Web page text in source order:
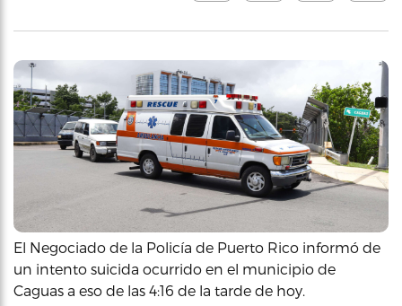
El Negociado de la Policía de Puerto Rico informó de
un intento suicida ocurrido en el municipio de
Caguas a eso de las 4:16 de la tarde de hoy.